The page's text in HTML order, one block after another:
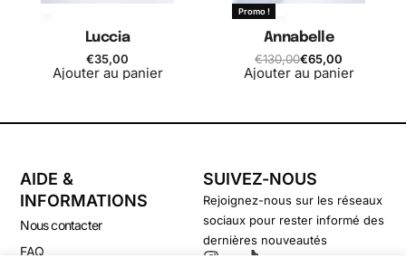
Luccia
€35,00
Ajouter au panier
Promo !
Annabelle
€130,00€65,00
Ajouter au panier
AIDE &
INFORMATIONS
Nous contacter
FAQ
SUIVEZ-NOUS
Rejoignez-nous sur les réseaux
sociaux pour rester informé des
dernières nouveautés